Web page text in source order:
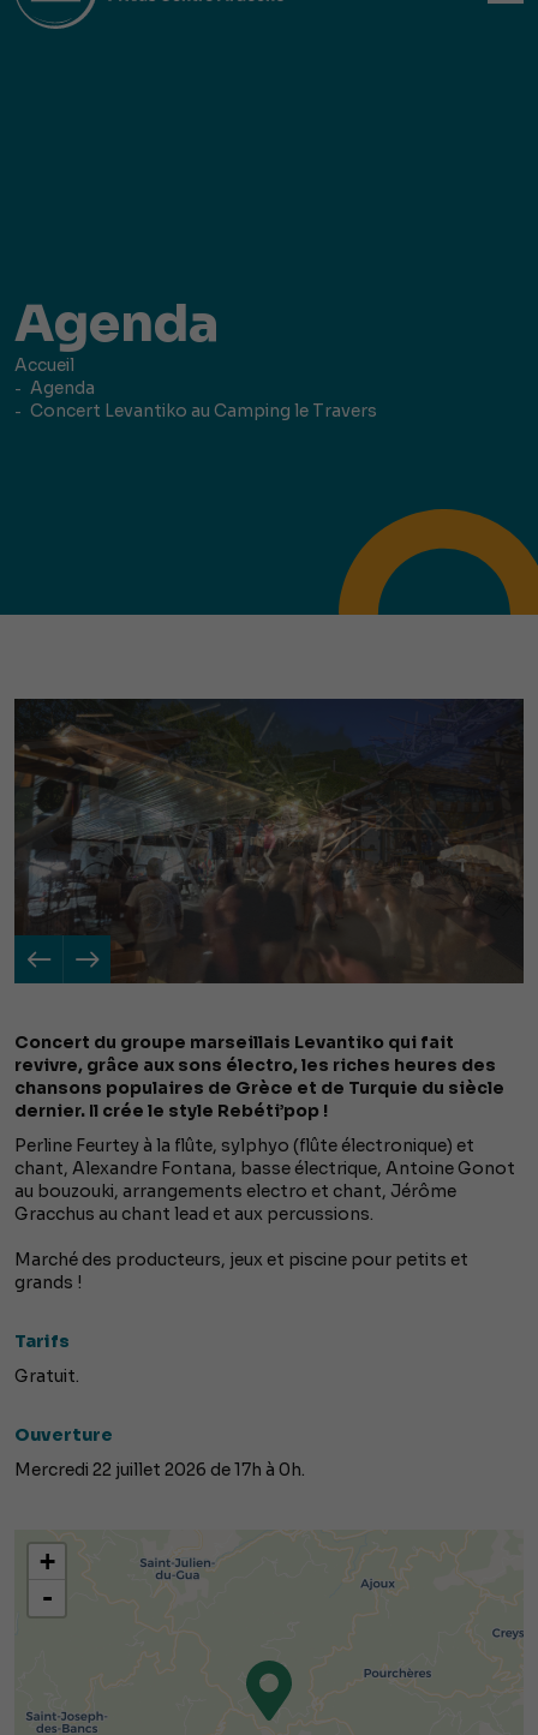
Agenda
Accueil
Agenda
Concert Levantiko au Camping le Travers
Concert du groupe marseillais Levantiko qui fait
revivre, grâce aux sons électro, les riches heures des
chansons populaires de Grèce et de Turquie du siècle
dernier. Il crée le style Rebéti’pop !
Perline Feurtey à la flûte, sylphyo (flûte électronique) et
chant, Alexandre Fontana, basse électrique, Antoine Gonot
au bouzouki, arrangements electro et chant, Jérôme
Gracchus au chant lead et aux percussions.
Marché des producteurs, jeux et piscine pour petits et
grands !
Tarifs
Gratuit.
Ouverture
Mercredi 22 juillet 2026 de 17h à 0h.
+
-